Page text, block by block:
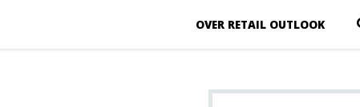
OVER RETAIL OUTLOOK